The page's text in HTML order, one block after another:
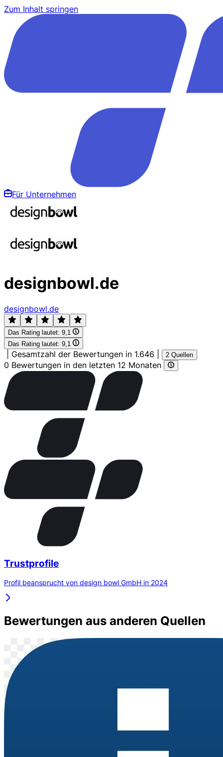
Zum Inhalt springen
Für Unternehmen
designbowl.de
designbowl.de
Das Rating lautet: 9,1
Das Rating lautet: 9,1
Gesamtzahl der Bewertungen in 1.646 2 Quellen
0 Bewertungen in den letzten 12 Monaten
Trustprofile
Profil beansprucht von design bowl GmbH in 2024
Bewertungen aus anderen Quellen